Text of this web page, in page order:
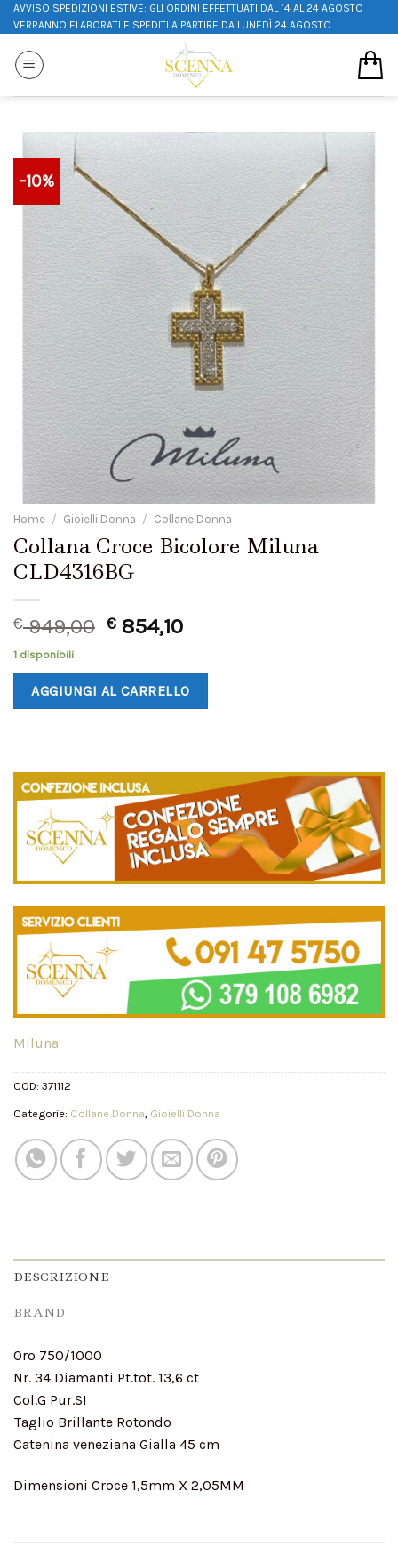
AVVISO SPEDIZIONI ESTIVE: GLI ORDINI EFFETTUATI DAL 14 AL 24 AGOSTO
VERRANNO ELABORATI E SPEDITI A PARTIRE DA LUNEDÌ 24 AGOSTO
-10%
Home / Gioielli Donna / Collane Donna
Collana Croce Bicolore Miluna
CLD4316BG
€949,00 € 854,10
1 disponibili
AGGIUNGI AL CARRELLO
Miluna
COD: 371112
Categorie: Collane Donna, Gioielli Donna
DESCRIZIONE
BRAND
Oro 750/1000
Nr. 34 Diamanti Pt.tot. 13,6 ct
Col.G Pur.SI
Taglio Brillante Rotondo
Catenina veneziana Gialla 45 cm
Dimensioni Croce 1,5mm X 2,05MM